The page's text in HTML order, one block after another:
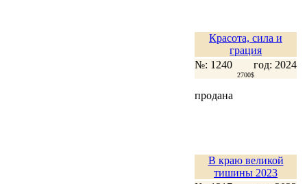
Красота, сила и
грация
№: 1240
год: 2024
2700$
продана
В краю великой
тишины 2023